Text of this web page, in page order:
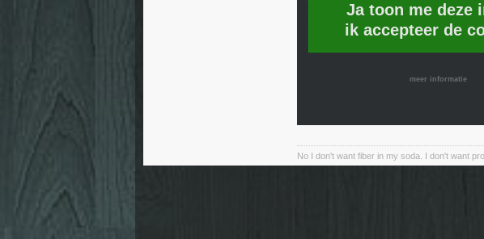
Ja toon me deze
ik accepteer de
meer informatie
No I don't want fiber in my soda. I don't want